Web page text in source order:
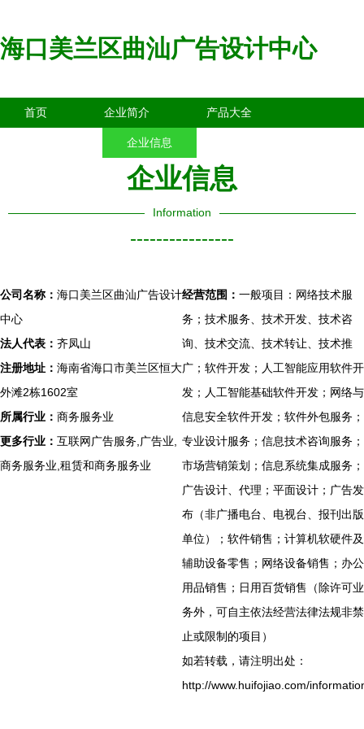
海口美兰区曲汕广告设计中心
首页 企业简介 产品大全
企业信息
企业信息
Information
----------------
公司名称： 海口美兰区曲汕广告设计
中心
法人代表： 齐凤山
注册地址： 海南省海口市美兰区恒大
外滩2栋1602室
所属行业： 商务服务业
更多行业： 互联网广告服务,广告业,
商务服务业,租赁和商务服务业
经营范围： 一般项目：网络技术服
务；技术服务、技术开发、技术咨
询、技术交流、技术转让、技术推
广；软件开发；人工智能应用软件开
发；人工智能基础软件开发；网络与
信息安全软件开发；软件外包服务；
专业设计服务；信息技术咨询服务；
市场营销策划；信息系统集成服务；
广告设计、代理；平面设计；广告发
布（非广播电台、电视台、报刊出版
单位）；软件销售；计算机软硬件及
辅助设备零售；网络设备销售；办公
用品销售；日用百货销售（除许可业
务外，可自主依法经营法律法规非禁
止或限制的项目）
如若转载，请注明出处：
http://www.huifojiao.com/